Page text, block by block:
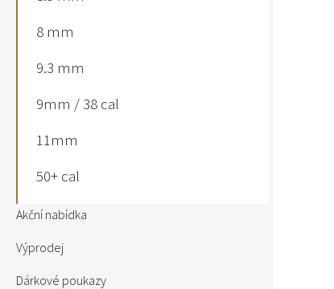
8 mm
9.3 mm
9mm / 38 cal
11mm
50+ cal
Akční nabídka
Výprodej
Dárkové poukazy